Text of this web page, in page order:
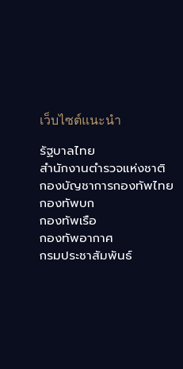
เว็บไซต์แนะนำ
รัฐบาลไทย
สำนักงานตำรวจแห่งชาติ
กองบัญชาการกองทัพไทย
กองทัพบก
กองทัพเรือ
กองทัพอากาศ
กรมประชาสัมพันธ์